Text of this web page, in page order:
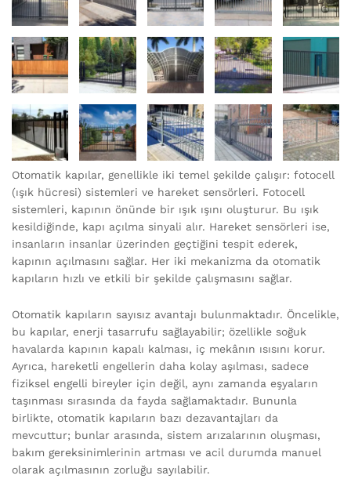
Otomatik kapılar, genellikle iki temel şekilde çalışır: fotocell
(ışık hücresi) sistemleri ve hareket sensörleri. Fotocell
sistemleri, kapının önünde bir ışık ışını oluşturur. Bu ışık
kesildiğinde, kapı açılma sinyali alır. Hareket sensörleri ise,
insanların insanlar üzerinden geçtiğini tespit ederek,
kapının açılmasını sağlar. Her iki mekanizma da otomatik
kapıların hızlı ve etkili bir şekilde çalışmasını sağlar.
Otomatik kapıların sayısız avantajı bulunmaktadır. Öncelikle,
bu kapılar, enerji tasarrufu sağlayabilir; özellikle soğuk
havalarda kapının kapalı kalması, iç mekânın ısısını korur.
Ayrıca, hareketli engellerin daha kolay aşılması, sadece
fiziksel engelli bireyler için değil, aynı zamanda eşyaların
taşınması sırasında da fayda sağlamaktadır. Bununla
birlikte, otomatik kapıların bazı dezavantajları da
mevcuttur; bunlar arasında, sistem arızalarının oluşması,
bakım gereksinimlerinin artması ve acil durumda manuel
olarak açılmasının zorluğu sayılabilir.